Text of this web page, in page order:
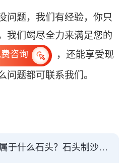
问题，我们有经验，你只
我们竭尽全力来满足您的
咨询
，还能享受现
问题都可联系我们。
制沙子石头属于什么石头？石头制沙机投资大吗？